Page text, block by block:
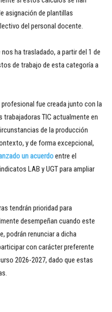
asignación de plantillas
del personal docente.
ha trasladado, a partir del 1 de
de trabajo de esta categoría a
fue creada junto con la
trabajadoras TIC actualmente en
de la producción
y de forma excepcional,
un acuerdoentre el
LAB y UGT para ampliar
tendrán prioridad para
desempeñan cuando este
podrán renunciar a dicha
con carácter preferente
2026-2027, dado que estas